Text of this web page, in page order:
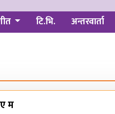
टि.भि. अन्तरवार्ता
म